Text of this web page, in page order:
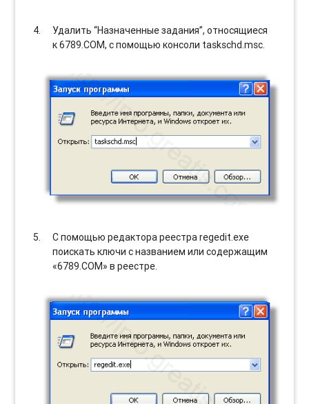
Удалить “Назначенные задания”, относящиеся
к 6789.COM, с помощью консоли taskschd.msc.
С помощью редактора реестра regedit.exe
поискать ключи с названием или содержащим
«6789.COM» в реестре.